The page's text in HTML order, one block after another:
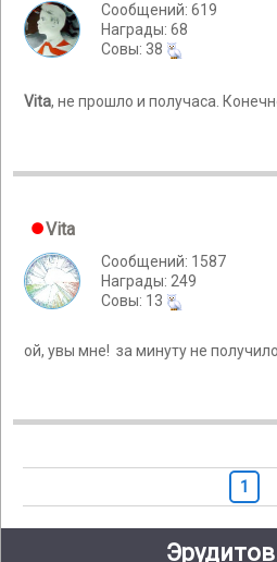
Сообщений: 619
Награды: 68
Cовы: 38
Vita, не прошло и получаса.
Vita
Сообщений: 1587
Награды: 249
Cовы: 13
ой, увы мне! за минуту не
1